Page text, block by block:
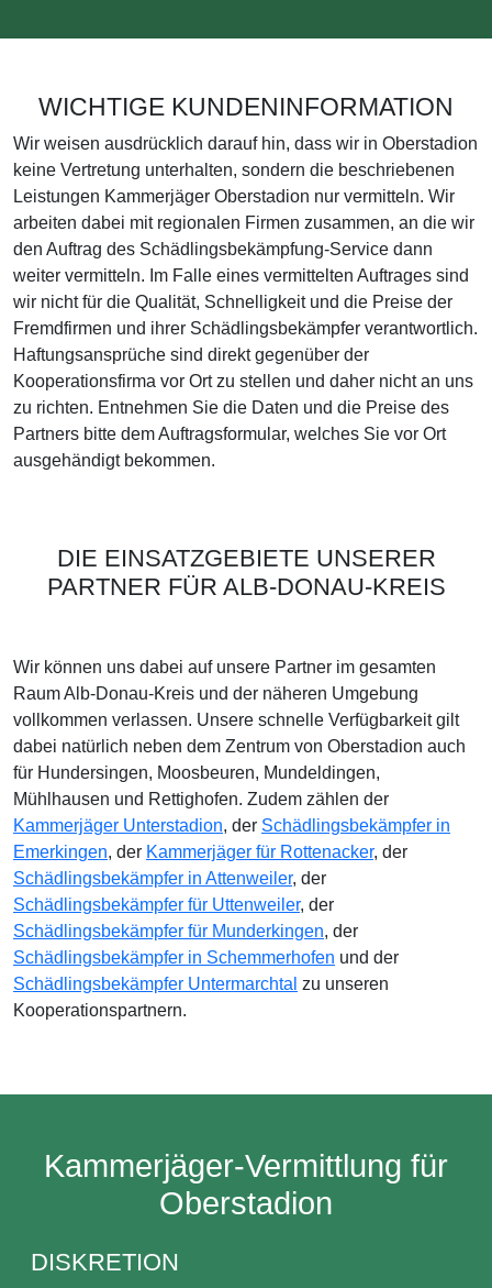
WICHTIGE KUNDENINFORMATION
Wir weisen ausdrücklich darauf hin, dass wir in Oberstadion
keine Vertretung unterhalten, sondern die beschriebenen
Leistungen Kammerjäger Oberstadion nur vermitteln. Wir
arbeiten dabei mit regionalen Firmen zusammen, an die wir
den Auftrag des Schädlingsbekämpfung-Service dann
weiter vermitteln. Im Falle eines vermittelten Auftrages sind
wir nicht für die Qualität, Schnelligkeit und die Preise der
Fremdfirmen und ihrer Schädlingsbekämpfer verantwortlich.
Haftungsansprüche sind direkt gegenüber der
Kooperationsfirma vor Ort zu stellen und daher nicht an uns
zu richten. Entnehmen Sie die Daten und die Preise des
Partners bitte dem Auftragsformular, welches Sie vor Ort
ausgehändigt bekommen.
DIE EINSATZGEBIETE UNSERER
PARTNER FÜR ALB-DONAU-KREIS
Wir können uns dabei auf unsere Partner im gesamten
Raum Alb-Donau-Kreis und der näheren Umgebung
vollkommen verlassen. Unsere schnelle Verfügbarkeit gilt
dabei natürlich neben dem Zentrum von Oberstadion auch
für Hundersingen, Moosbeuren, Mundeldingen,
Mühlhausen und Rettighofen. Zudem zählen der
Kammerjäger Unterstadion, der Schädlingsbekämpfer in
Emerkingen, der Kammerjäger für Rottenacker, der
Schädlingsbekämpfer in Attenweiler, der
Schädlingsbekämpfer für Uttenweiler, der
Schädlingsbekämpfer für Munderkingen, der
Schädlingsbekämpfer in Schemmerhofen und der
Schädlingsbekämpfer Untermarchtal zu unseren
Kooperationspartnern.
Kammerjäger-Vermittlung für
Oberstadion
DISKRETION